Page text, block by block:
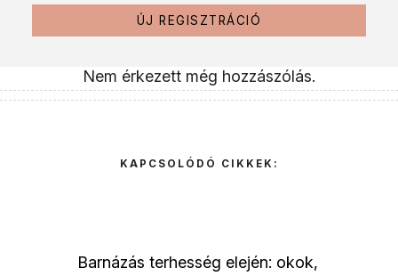
ÚJ REGISZTRÁCIÓ
Nem érkezett még hozzászólás.
KAPCSOLÓDÓ CIKKEK:
Barnázás terhesség elején: okok,